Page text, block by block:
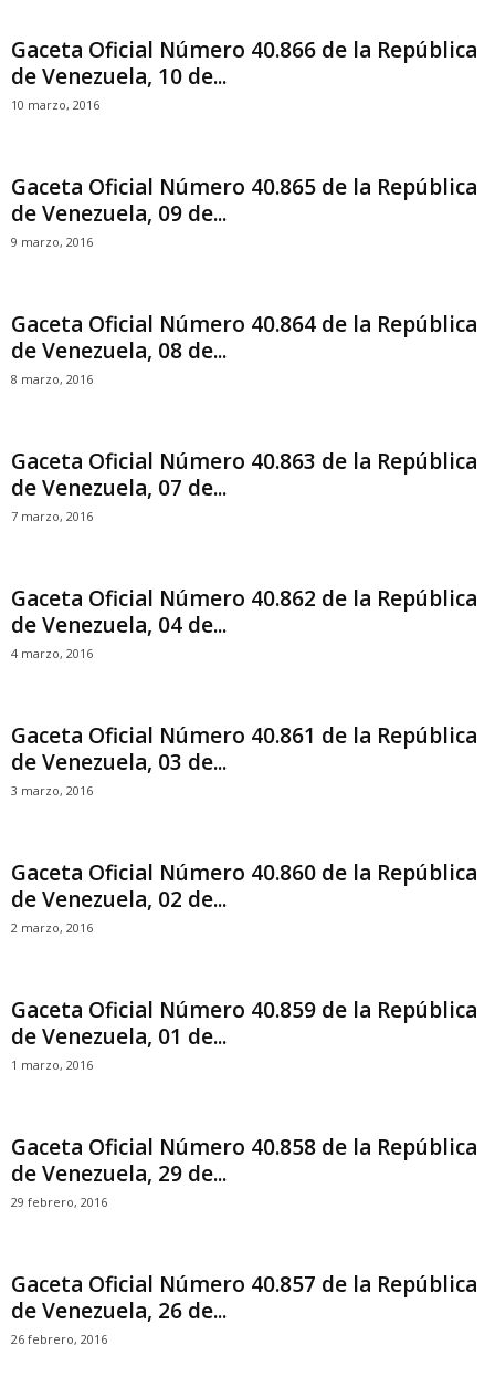
Gaceta Oficial Número 40.866 de la República
de Venezuela, 10 de...
10 marzo, 2016
Gaceta Oficial Número 40.865 de la República
de Venezuela, 09 de...
9 marzo, 2016
Gaceta Oficial Número 40.864 de la República
de Venezuela, 08 de...
8 marzo, 2016
Gaceta Oficial Número 40.863 de la República
de Venezuela, 07 de...
7 marzo, 2016
Gaceta Oficial Número 40.862 de la República
de Venezuela, 04 de...
4 marzo, 2016
Gaceta Oficial Número 40.861 de la República
de Venezuela, 03 de...
3 marzo, 2016
Gaceta Oficial Número 40.860 de la República
de Venezuela, 02 de...
2 marzo, 2016
Gaceta Oficial Número 40.859 de la República
de Venezuela, 01 de...
1 marzo, 2016
Gaceta Oficial Número 40.858 de la República
de Venezuela, 29 de...
29 febrero, 2016
Gaceta Oficial Número 40.857 de la República
de Venezuela, 26 de...
26 febrero, 2016